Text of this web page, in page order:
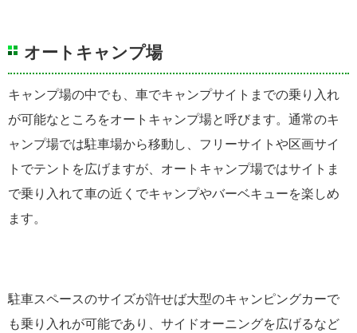
オートキャンプ場
キャンプ場の中でも、車でキャンプサイトまでの乗り入れ
が可能なところをオートキャンプ場と呼びます。通常のキ
ャンプ場では駐車場から移動し、フリーサイトや区画サイ
トでテントを広げますが、オートキャンプ場ではサイトま
で乗り入れて車の近くでキャンプやバーベキューを楽しめ
ます。
駐車スペースのサイズが許せば大型のキャンピングカーで
も乗り入れが可能であり、サイドオーニングを広げるなど